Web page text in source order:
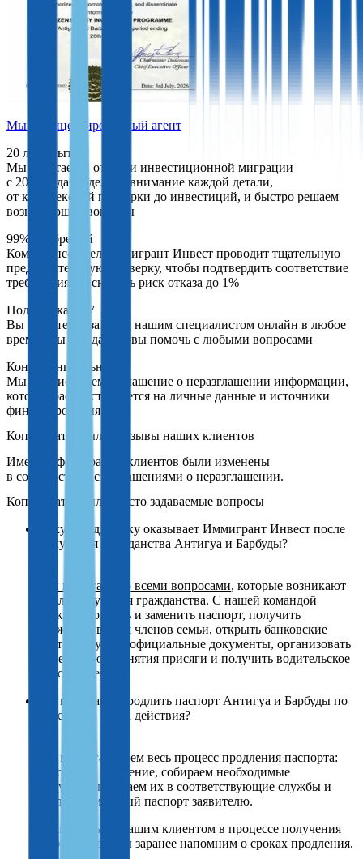
Мы — лицензированный агент
20 лет опыта
Мы работаем в отрасли инвестиционной миграции
с 2006 года и уделяем внимание каждой детали,
от комплексной проверки до инвестиций, и быстро решаем
возникающие вопросы
99% одобрений
Комплаенс-отдел Иммигрант Инвест проводит тщательную
предварительную проверку, чтобы подтвердить соответствие
требованиям и снизить риск отказа до 1%
Поддержка 24/7
Вы можете связаться с нашим специалистом онлайн в любое
время. Мы всегда готовы помочь с любыми вопросами
Конфиденциальность
Мы подписываем соглашение о неразглашении информации,
которое распространяется на личные данные и источники
финансирования
Отзывы наших клиентов
Имена и фотографии клиентов были изменены
в соответствии с соглашениями о неразглашении.
Часто задаваемые вопросы
Какую поддержку оказывает Иммигрант Инвест после
получения гражданства Антигуа и Барбуды?
Мы помогаем со всеми вопросами, которые возникают
после получения гражданства. С нашей командой
можно продлить и заменить паспорт, получить
гражданство для членов семьи, открыть банковские
счета, получить официальные документы, организовать
церемонию принятия присяги и получить водительское
удостоверение.
Вы помогаете продлить паспорт Антигуа и Барбуды по
истечении срока действия?
Да, мы организуем весь процесс продления паспорта:
заполняем заявление, собираем необходимые
документы, подаем их в соответствующие службы и
доставляем новый паспорт заявителю.
Если вы были нашим клиентом в процессе получения
гражданства, мы заранее напомним о сроках продления.